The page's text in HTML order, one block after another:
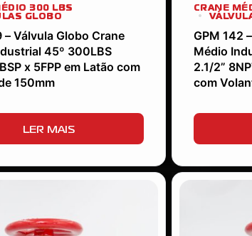
300 LBS
GLOBO
– Válvula Globo Crane
45º 300LBS
x 5FPP em Latão com
150mm
LER MAIS
CRANE
GPM 142
Médio
2.1/2”
com